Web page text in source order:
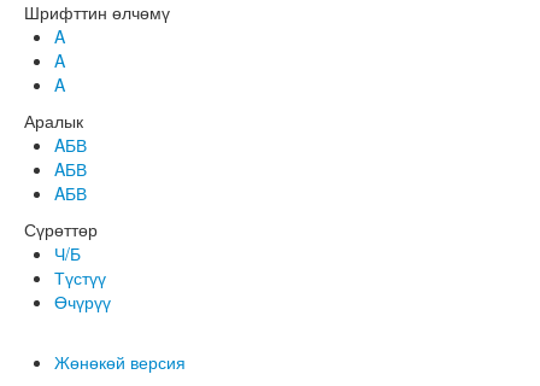
Шрифттин өлчөмү
A
A
A
Аралык
AБВ
AБВ
AБВ
Сүрөттөр
Ч/Б
Түстүү
Өчүрүү
Жөнөкөй версия